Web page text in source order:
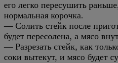
его легко пересушить
нормальная корочка.
— Солить стейк после
будет пересолена, а мясо
— Разрезать стейк, как
соки вытекут, и мясо будет